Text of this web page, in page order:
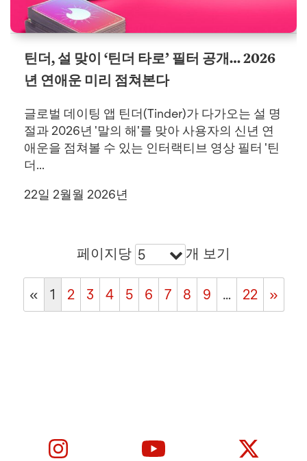
틴더, 설 맞이 ‘틴더 타로’ 필터 공개… 2026
년 연애운 미리 점쳐본다
글로벌 데이팅 앱 틴더(Tinder)가 다가오는 설 명
절과 2026년 '말의 해'를 맞아 사용자의 신년 연
애운을 점쳐볼 수 있는 인터랙티브 영상 필터 '틴
더...
22일 2월월 2026년
페이지당 5 개 보기
« 1 2 3 4 5 6 7 8 9 … 22 »